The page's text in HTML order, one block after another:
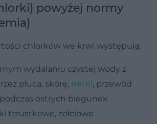
powyżej normy
chlorków we krwi występują:
wydalaniu czystej wody z
płuca, skórę, nerki, przewód
ostrych biegunek
trzustkowe, żółciowe